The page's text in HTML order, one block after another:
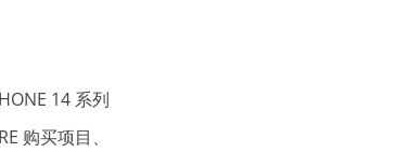
14 系列
购买项目、